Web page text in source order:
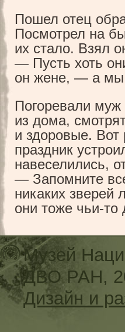
Пошел отец
Посмотрел на
их стало. Взял
— Пусть хоть
он жене, — а мы
Погоревали
из дома,
и здоровые. Вот
праздник
навеселились,
— Запомните
никаких зверей
они тоже чьи-то
Музей
ДВО РАН,
Дизайн и